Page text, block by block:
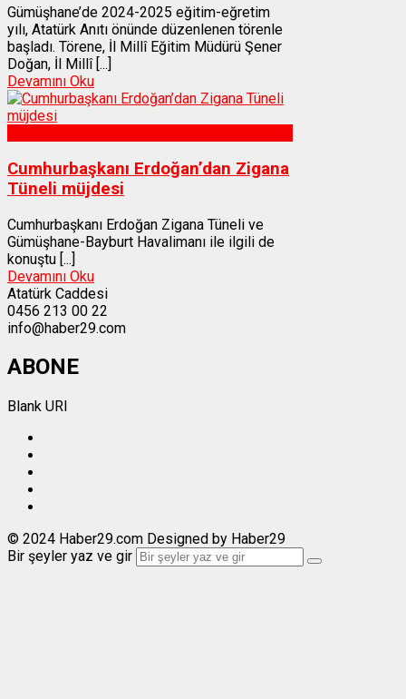
Gümüşhane’de 2024-2025 eğitim-eğretim
yılı, Atatürk Anıtı önünde düzenlenen törenle
başladı. Törene, İl Millî Eğitim Müdürü Şener
Doğan, İl Millî [...]
Devamını Oku
Cumhurbaşkanı Erdoğan’dan Zigana
Tüneli müjdesi
Cumhurbaşkanı Erdoğan Zigana Tüneli ve
Gümüşhane-Bayburt Havalimanı ile ilgili de
konuştu [...]
Devamını Oku
Atatürk Caddesi
0456 213 00 22
info@haber29.com
ABONE
Blank URI
© 2024 Haber29.com Designed by Haber29
Bir şeyler yaz ve gir